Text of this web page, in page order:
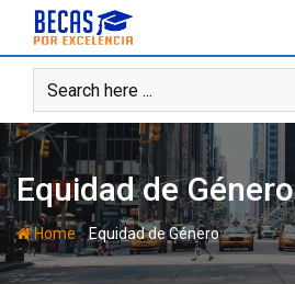
content
Equidad de Género
Home-Equidad de Género